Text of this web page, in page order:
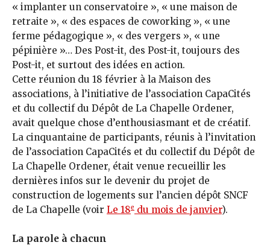
« implanter un conservatoire », « une maison de
retraite », « des espaces de coworking », « une
ferme pédagogique », « des vergers », « une
pépinière »… Des Post-it, des Post-it, toujours des
Post-it, et surtout des idées en action.
Cette réunion du 18 février à la Maison des
associations, à l’initiative de l’association CapaCités
et du collectif du Dépôt de La Chapelle Ordener,
avait quelque chose d’enthousiasmant et de créatif.
La cinquantaine de participants, réunis à l’invitation
de l’association Capa­Cités et du collectif du Dépôt de
La Chapelle Ordener, était venue recueillir les
dernières infos sur le devenir du projet de
construction de logements sur l’ancien dépôt SNCF
de La Chapelle (voir Le 18e du mois de janvier).
La parole à chacun